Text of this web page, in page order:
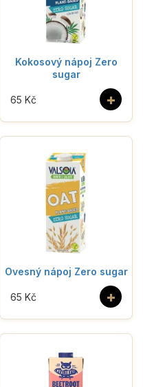
Kokosový nápoj Zero
sugar
+
65 Kč
Ovesný nápoj Zero sugar
+
65 Kč